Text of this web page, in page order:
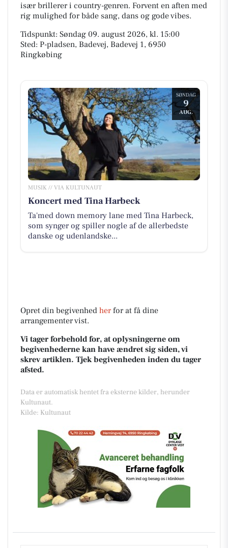
især brillerer i country-genren. Forvent en aften med
rig mulighed for både sang, dans og gode vibes.
Tidspunkt: Søndag 09. august 2026, kl. 15:00
Sted: P-pladsen, Badevej, Badevej 1, 6950
Ringkøbing
SØNDAG
9
AUG.
MUSIK // VIA KULTUNAUT
Koncert med Tina Harbeck
Ta'med down memory lane med Tina Harbeck,
som synger og spiller nogle af de allerbedste
danske og udenlandske...
Opret din begivenhed herfor at få dine
arrangementer vist.
Vi tager forbehold for, at oplysningerne om
begivenhederne kan have ændret sig siden, vi
skrev artiklen. Tjek begivenheden inden du tager
afsted.
Data er automatisk hentet fra eksterne kilder, herunder
Kultunaut.
Kilde: Kultunaut